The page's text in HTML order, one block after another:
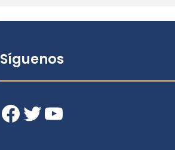
Síguenos
Facebook Twitter YouTube